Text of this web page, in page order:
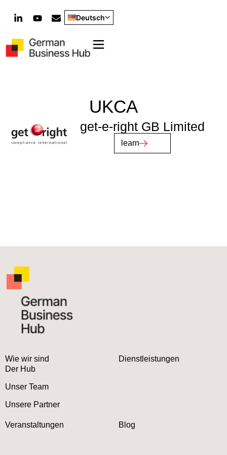
Deutsch
UKCA
get-e-right GB Limited
learn
Wie wir sind
Der Hub
Unser Team
Unsere Partner
Dienstleistungen
Veranstaltungen Blog